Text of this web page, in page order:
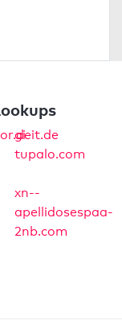
gi-it.de
tupalo.com
xn--
apellidosespaa-
2nb.com